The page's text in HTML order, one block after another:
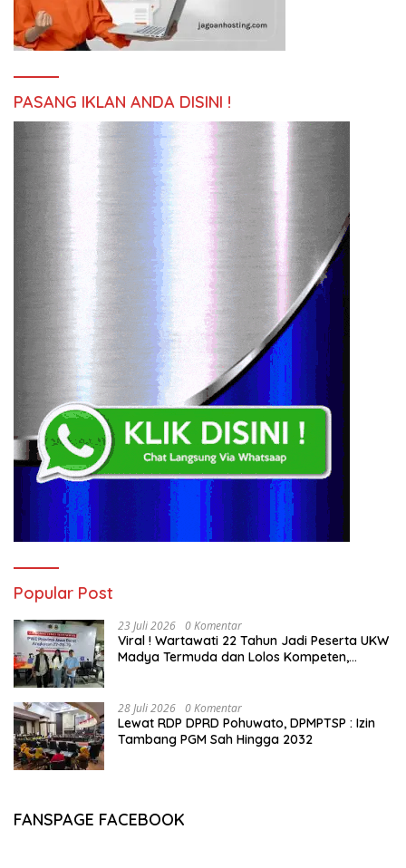
PASANG IKLAN ANDA DISINI !
Popular Post
23 Juli 2026 0 Komentar
Viral ! Wartawati 22 Tahun Jadi Peserta UKW
Madya Termuda dan Lolos Kompeten,
28 Juli 2026 0 Komentar
Lewat RDP DPRD Pohuwato, DPMPTSP : Izin
Tambang PGM Sah Hingga 2032
FANSPAGE FACEBOOK